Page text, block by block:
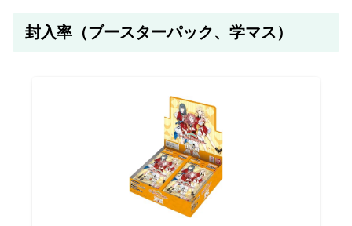
封入率（ブースターパック、学マス）